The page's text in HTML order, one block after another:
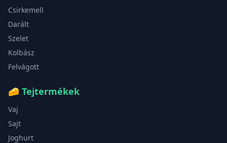
Csirkemell
Darált
Szelet
Kolbász
Felvágott
🧀 Tejtermékek
Vaj
Sajt
Joghurt